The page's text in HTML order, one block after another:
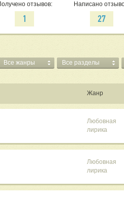
отзывов:
1
Написано
27
Все жанры Все разделы
Жанр
Любовная
лирика
Любовная
лирика